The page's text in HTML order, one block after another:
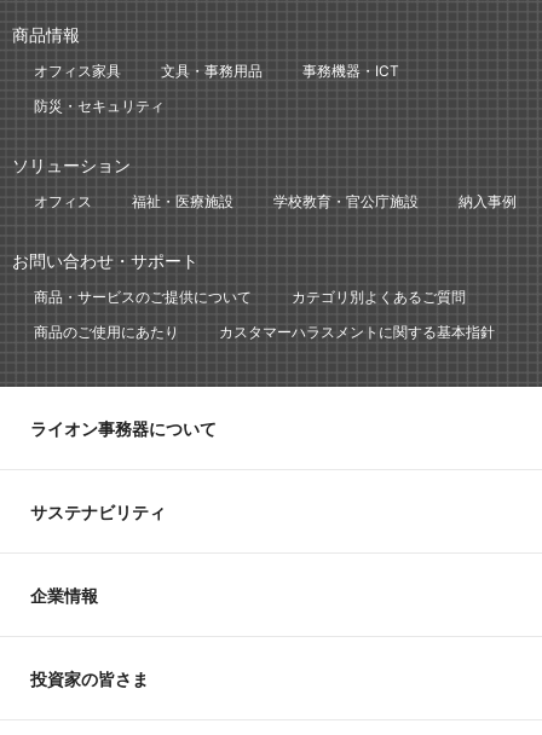
商品情報
オフィス家具 文具・事務用品
事務機器・ICT
防災・セキュリティ
ソリューション
オフィス 福祉・医療施設 学校教育・官公庁施設 納入事例
お問い合わせ・サポート
商品・サービスのご提供について
カテゴリ別よくあるご質問
商品のご使用にあたり
カスタマーハラスメントに関する基本指針
ライオン事務器について
サステナビリティ
企業情報
投資家の皆さま